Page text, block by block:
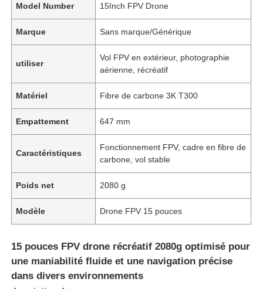
Model Number 15Inch FPV Drone
Marque Sans marque/Générique
utiliser
Vol FPV en extérieur, photographie
aérienne, récréatif
Matériel Fibre de carbone 3K T300
Empattement 647 mm
Caractéristiques
Fonctionnement FPV, cadre en fibre de
carbone, vol stable
Poids net 2080 g
Modèle Drone FPV 15 pouces
15 pouces FPV drone récréatif 2080g optimisé pour
une maniabilité fluide et une navigation précise
dans divers environnements